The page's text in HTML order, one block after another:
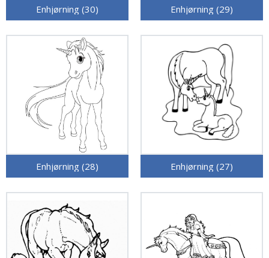
Enhjørning (30) Enhjørning (29)
Enhjørning (28) Enhjørning (27)